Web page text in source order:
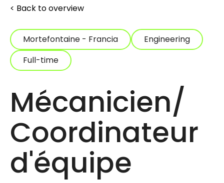
Back to overview
Mortefontaine - Francia
Engineering
Full-time
Mécanicien/‎
Coordinateur
d'équipe